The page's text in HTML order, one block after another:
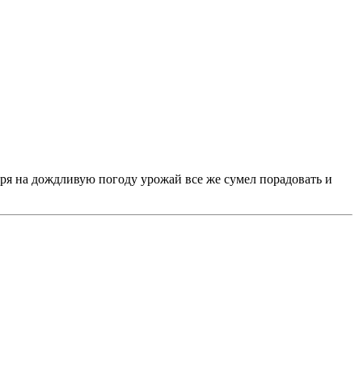
на дождливую погоду урожай все же сумел порадовать и